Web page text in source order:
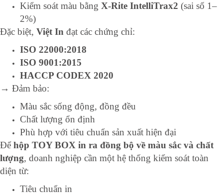
Kiểm soát màu bằng X-Rite IntelliTrax2 (sai số 1–
2%)
Đặc biệt, Việt In đạt các chứng chỉ:
ISO 22000:2018
ISO 9001:2015
HACCP CODEX 2020
→ Đảm bảo:
Màu sắc sống động, đồng đều
Chất lượng ổn định
Phù hợp với tiêu chuẩn sản xuất hiện đại
Đểhộp TOY BOX in ra đồng bộ về màu sắc và chất
lượng, doanh nghiệp cần một hệ thống kiểm soát toàn
diện từ:
Tiêu chuẩn in